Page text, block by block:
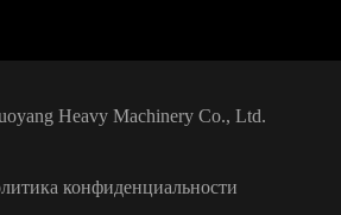
Heavy Machinery Co., Ltd.
конфиденциальности